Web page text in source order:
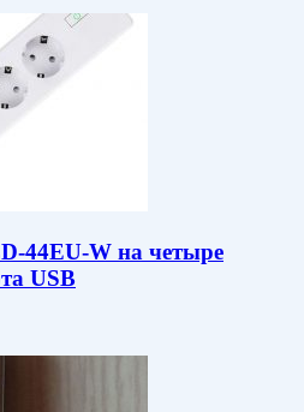
44EU-W на четыре
USB